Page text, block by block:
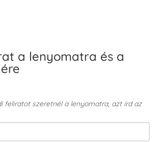
a lenyomatra és a
feliratot szeretnél a lenyomatra, azt írd az